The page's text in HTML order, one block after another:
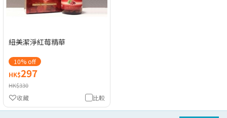
紐美潔淨紅莓精華
10% off
HK$297
HK$330
比較
收藏